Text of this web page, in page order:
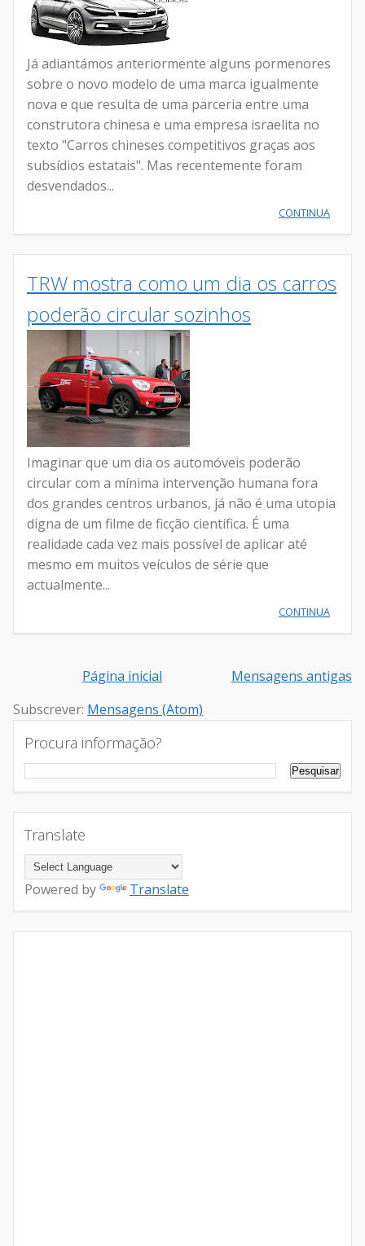
Já adiantámos anteriormente alguns pormenores
sobre o novo modelo de uma marca igualmente
nova e que resulta de uma parceria entre uma
construtora chinesa e uma empresa israelita no
texto "Carros chineses competitivos graças aos
subsídios estatais". Mas recentemente foram
desvendados...
CONTINUA
TRW mostra como um dia os carros
poderão circular sozinhos
Imaginar que um dia os automóveis poderão
circular com a mínima intervenção humana fora
dos grandes centros urbanos, já não é uma utopia
digna de um filme de ficção científica. É uma
realidade cada vez mais possível de aplicar até
mesmo em muitos veículos de série que
actualmente...
CONTINUA
Mensagens antigas
Página inicial
Subscrever: Mensagens (Atom)
Procura informação?
Translate
Powered by Translate